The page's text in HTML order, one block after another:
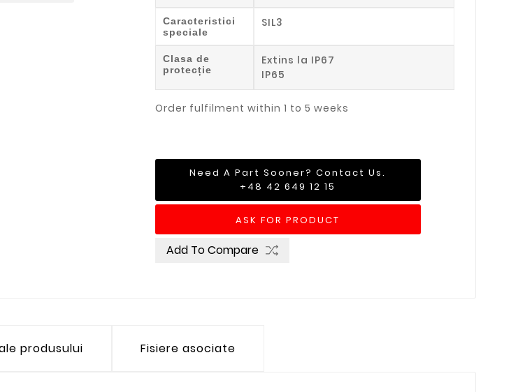
Caracteristici
speciale
SIL3
Clasa de
protecție
Extins la IP67
IP65
Order fulfilment within 1 to 5 weeks
Need A Part Sooner? Contact Us.
+48 42 649 12 15
ASK FOR PRODUCT
Add To Compare
produsului Fisiere asociate